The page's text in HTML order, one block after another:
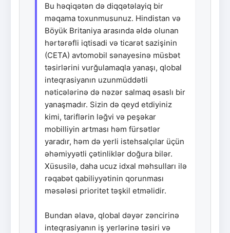
Bu həqiqətən də diqqətəlayiq bir
məqama toxunmusunuz. Hindistan və
Böyük Britaniya arasında əldə olunan
hərtərəfli iqtisadi və ticarət sazişinin
(CETA) avtomobil sənayesinə müsbət
təsirlərini vurğulamaqla yanaşı, qlobal
inteqrasiyanın uzunmüddətli
nəticələrinə də nəzər salmaq əsaslı bir
yanaşmadır. Sizin də qeyd etdiyiniz
kimi, tariflərin ləğvi və peşəkar
mobilliyin artması həm fürsətlər
yaradır, həm də yerli istehsalçılar üçün
əhəmiyyətli çətinliklər doğura bilər.
Xüsusilə, daha ucuz idxal məhsulları ilə
rəqabət qabiliyyətinin qorunması
məsələsi prioritet təşkil etməlidir.
Bundan əlavə, qlobal dəyər zəncirinə
inteqrasiyanın iş yerlərinə təsiri və